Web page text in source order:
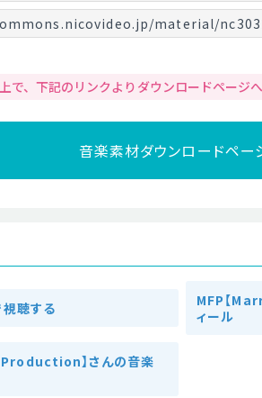
material/
で、下記のリンクよりダウンロードページ
音楽素材ダウンロードペー
聴する
MFP【
ィール
】さんの音楽